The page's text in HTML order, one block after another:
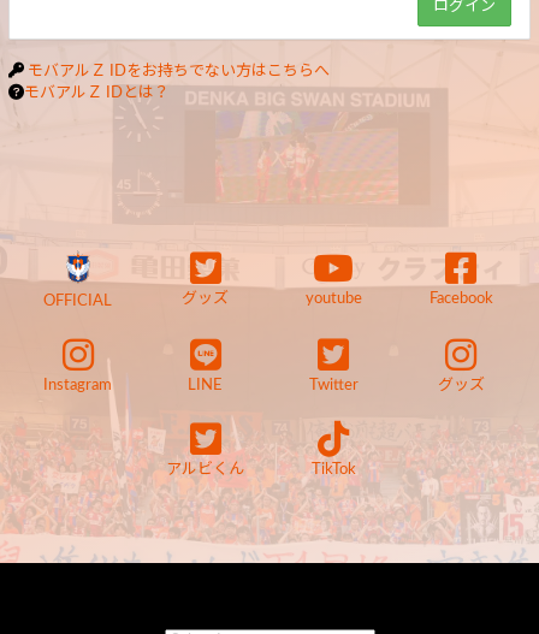
モバアルＺ IDをお持ちでない方はこちらへ
モバアルＺ IDとは？
OFFICIAL グッズ youtube Facebook
Instagram LINE Twitter グッズ
アルビくん TikTok